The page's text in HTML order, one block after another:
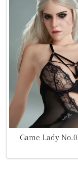
Game Lady